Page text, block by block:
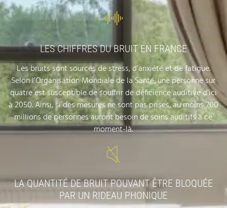
LES CHIFFRES DU BRUIT EN FRANCE
Les bruits sont sources de stress, d’anxiété et de fatigue.
Selon l’Organisation Mondiale de la Santé, une personne sur
quatre est susceptible de souffrir de déficience auditive d’ici
à 2050. Ainsi, si des mesures ne sont pas prises, au moins 700
millions de personnes auront besoin de soins auditifs à ce
moment-là.
LA QUANTITÉ DE BRUIT POUVANT ÊTRE BLOQUÉE
PAR UN RIDEAU PHONIQUE